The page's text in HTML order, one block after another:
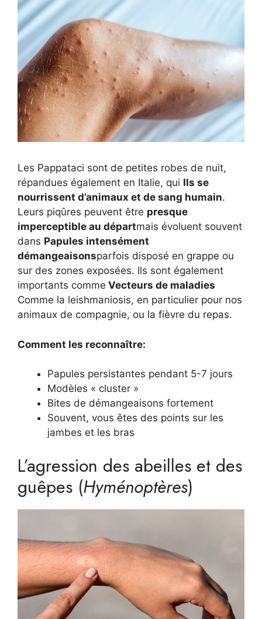
Les Pappataci sont de petites robes de nuit,
répandues également en Italie, qui Ils se
nourrissent d’animaux et de sang humain.
Leurs piqûres peuvent être presque
imperceptible au départmais évoluent souvent
dans Papules intensément
démangeaisonsparfois disposé en grappe ou
sur des zones exposées. Ils sont également
importants comme Vecteurs de maladies
Comme la leishmaniosis, en particulier pour nos
animaux de compagnie, ou la fièvre du repas.
Comment les reconnaître:
Papules persistantes pendant 5-7 jours
Modèles « cluster »
Bites de démangeaisons fortement
Souvent, vous êtes des points sur les
jambes et les bras
L’agression des abeilles et des
guêpes (Hyménoptères)